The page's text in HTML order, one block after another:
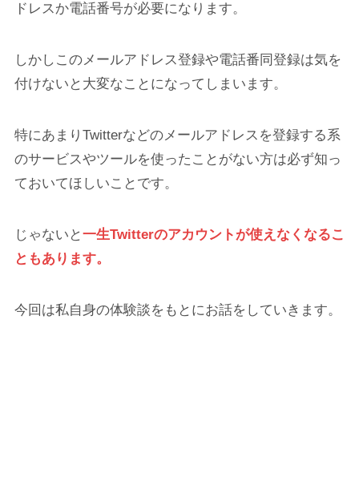
ドレスか電話番号が必要になります。
しかしこのメールアドレス登録や電話番同登録は気を
付けないと大変なことになってしまいます。
特にあまりTwitterなどのメールアドレスを登録する系
のサービスやツールを使ったことがない方は必ず知っ
ておいてほしいことです。
じゃないと一生Twitterのアカウントが使えなくなるこ
ともあります。
今回は私自身の体験談をもとにお話をしていきます。